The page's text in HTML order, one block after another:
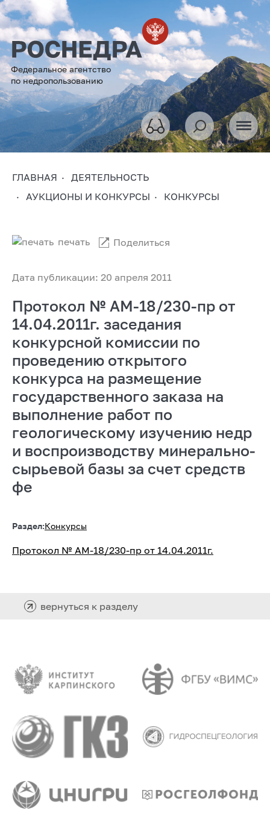
Федеральное агентство
по недропользованию
ГЛАВНАЯ
ДЕЯТЕЛЬНОСТЬ
АУКЦИОНЫ И КОНКУРСЫ
КОНКУРСЫ
Дата публикации: 20 апреля 2011
печать Поделиться
Протокол № АМ-18/230-пр от
14.04.2011г. заседания
конкурсной комиссии по
проведению открытого
конкурса на размещение
государственного заказа на
выполнение работ по
геологическому изучению недр
и воспроизводству минерально-
сырьевой базы за счет средств
фе
Раздел:Конкурсы
Протокол № АМ-18/230-пр от 14.04.2011г.
вернуться к разделу